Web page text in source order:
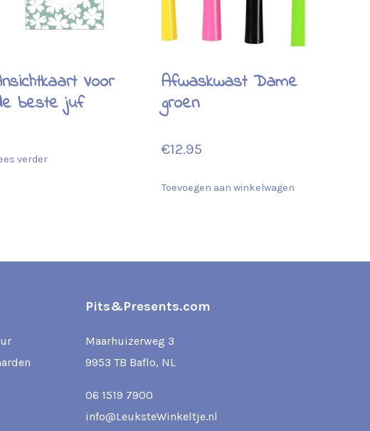
Voor
beste juf
verder
Afwaskwast Dame
groen
€12.95
Toevoegen aan winkelwagen
Pits&Presents.com
Maarhuizerweg 3
9953 TB Baflo, NL
06 1519 7900
info@LeuksteWinkeltje.nl